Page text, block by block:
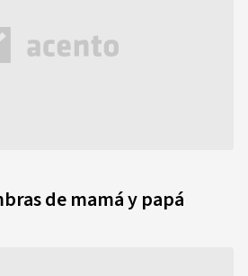
de mamá y papá